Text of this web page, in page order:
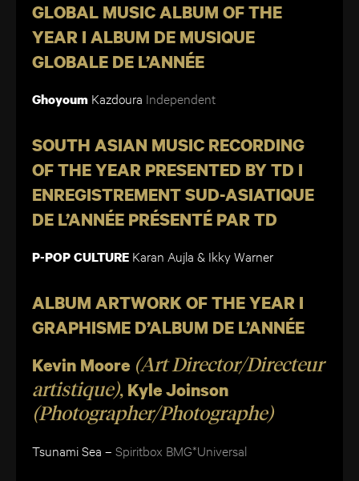
GLOBAL MUSIC ALBUM OF THE
YEAR I ALBUM DE MUSIQUE
GLOBALE DE L’ANNÉE
Ghoyoum Kazdoura Independent
SOUTH ASIAN MUSIC RECORDING
OF THE YEAR PRESENTED BY TD I
ENREGISTREMENT SUD-ASIATIQUE
DE L’ANNÉE PRÉSENTÉ PAR TD
P-POP CULTURE Karan Aujla & IkkyWarner
ALBUM ARTWORK OF THE YEAR I
GRAPHISME D’ALBUM DE L’ANNÉE
Kevin Moore (Art Director/Directeur
artistique), Kyle Joinson
(Photographer/Photographe)
Tsunami Sea – Spiritbox BMG*Universal